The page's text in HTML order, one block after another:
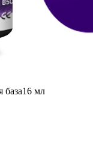
база16 мл